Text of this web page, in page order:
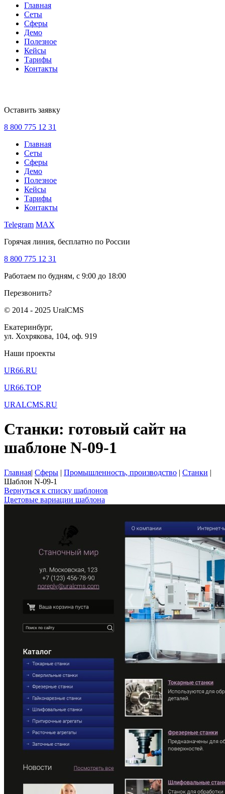
Главная
Сеты
Сферы
Демо
Полезное
Кейсы
Тарифы
Контакты
Оставить заявку
8 800 775 12 31
Главная
Сеты
Сферы
Демо
Полезное
Кейсы
Тарифы
Контакты
Telegram MAX
Горячая линия, бесплатно по России
8 800 775 12 31
Работаем по будням, с 9:00 до 18:00
Перезвонить?
© 2014 - 2025 UralCMS
Екатеринбург,
ул. Хохрякова, 104, оф. 919
Наши проекты
UR66.RU
UR66.TOP
URALCMS.RU
Станки: готовый сайт на
шаблоне N-09-1
Главная| Сферы | Промышленность, производство | Станки |
Шаблон N-09-1
Вернуться к списку шаблонов
Цветовые вариации шаблона